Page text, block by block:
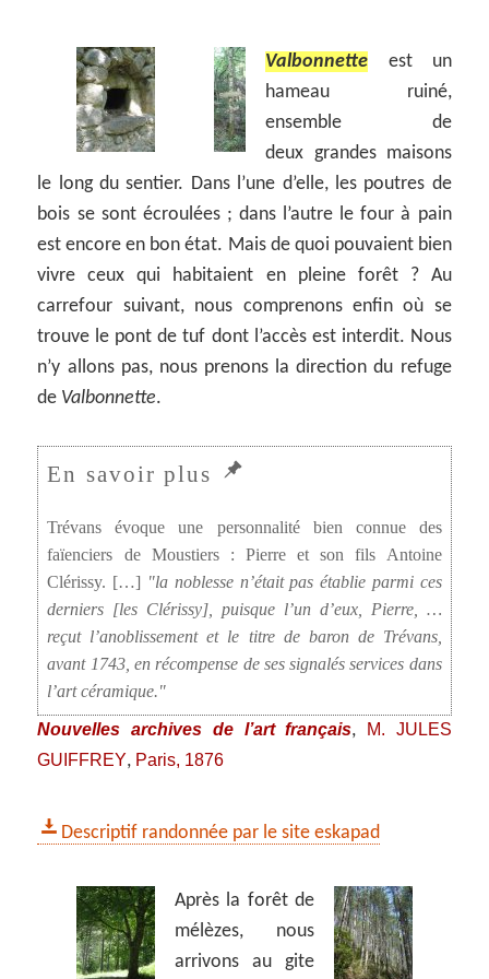
Valbonnette est un
hameau ruiné,
ensemble de
deux grandes maisons
le long du sentier. Dans l’une d’elle, les poutres de
bois se sont écroulées ; dans l’autre le four à pain
est encore en bon état. Mais de quoi pouvaient bien
vivre ceux qui habitaient en pleine forêt ? Au
carrefour suivant, nous comprenons enfin où se
trouve le pont de tuf dont l’accès est interdit. Nous
n’y allons pas, nous prenons la direction du refuge
de Valbonnette.
Trévans évoque une personnalité bien connue des
faïenciers de Moustiers : Pierre et son fils Antoine
Clérissy. […]
la noblesse n’était pas établie parmi ces
derniers [les Clérissy], puisque l’un d’eux, Pierre, …
reçut l’anoblissement et le titre de baron de Trévans,
avant 1743, en récompense de ses signalés services dans
l’art céramique.
Nouvelles archives de l’art français, M. JULES
GUIFFREY, Paris, 1876
Descriptif randonnée par le site eskapad
Après la forêt de
mélèzes, nous
arrivons au gite